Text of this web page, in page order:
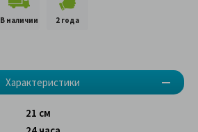
В наличии 2 года
Характеристики
21 см